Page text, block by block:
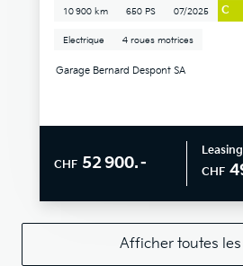
10 900 km 650 PS 07/2025 C
Electrique 4 roues motrices
Garage Bernard Despont SA
CHF 52 900.–
CHF
Afficher toutes